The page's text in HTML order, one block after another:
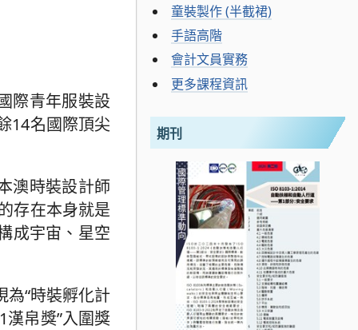
際青年服裝設
14名國際頂尖
澳時裝設計師
存在本身就是
成宇宙、星空
“時裝孵化計
漢帛獎”入圍獎
童裝製作 (半截裙)
手語高階
會計文員實務
更多課程資訊
期刊